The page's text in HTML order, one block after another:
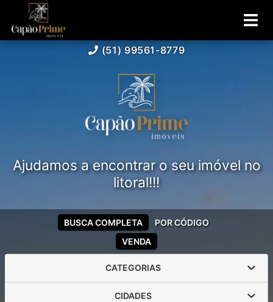
(51) 99561-8779
Ajudamos a encontrar o seu imóvel no
litoral!!!
VENDA
BUSCA COMPLETA POR CÓDIGO
CATEGORIAS
CIDADES